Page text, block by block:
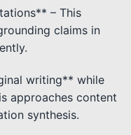
– This
claims in
writing** while
approaches content
synthesis.